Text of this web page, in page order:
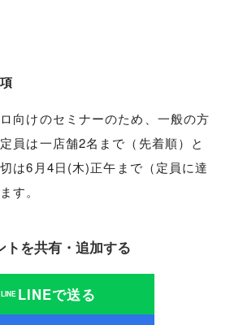
向けのセミナーのため、一般の方
員は一店舗2名まで（先着順）と
は6月4日(木)正午まで（定員に達
す。
トを共有・追加する
LINE LINEで送る